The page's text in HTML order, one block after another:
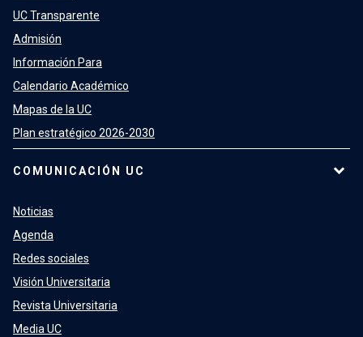
UC Transparente
Admisión
Información Para
Calendario Académico
Mapas de la UC
Plan estratégico 2026-2030
COMUNICACIÓN UC
Noticias
Agenda
Redes sociales
Visión Universitaria
Revista Universitaria
Media UC